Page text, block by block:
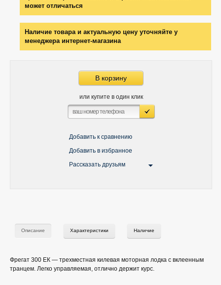
может отличаться
Наличие товара и актуальную цену уточняйте у
менеджера интернет-магазина
В корзину
или купите в один клик
Добавить к сравнению
Добавить в избранное
Рассказать друзьям
Описание Характеристики Наличие
Фрегат 300 ЕК — трехместная килевая моторная лодка с вклеенным
транцем. Легко управляемая, отлично держит курс.